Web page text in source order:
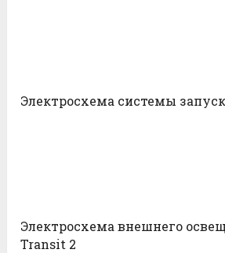
Электросхема системы
Электросхема внешнего
Transit 2